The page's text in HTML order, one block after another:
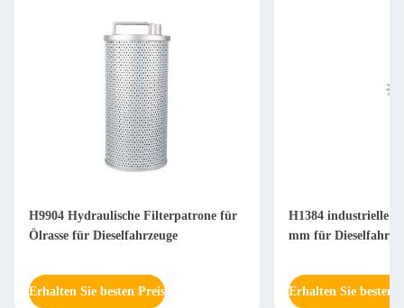
H9904 Hydraulische Filterpatrone für
Ölrasse für Dieselfahrzeuge
Erhalten Sie besten Preis
H1384 industrielle
mm für
Erhalten Sie besten